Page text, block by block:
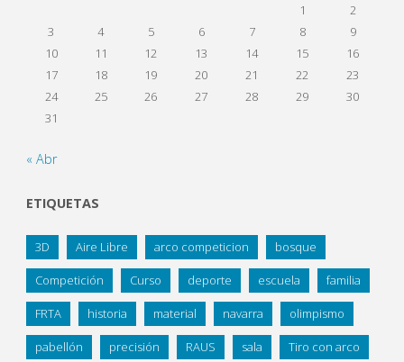
1
2
3
4 5 6 7 8
9
10
11 12 13 14 15
16
17
18 19 20 21 22
23
24
25 26 27 28 29
30
31
« Abr
ETIQUETAS
3D Aire Libre arco competicion bosque
Competición Curso deporte escuela familia
FRTA historia material navarra olimpismo
pabellón precisión RAUS sala Tiro con arco